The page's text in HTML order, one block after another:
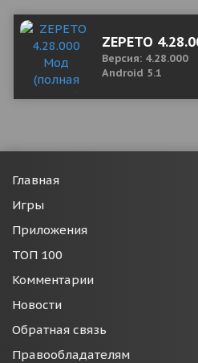
ZEPETO
Версия: 4.28.000
Android 5.1
Главная
Игры
Приложения
ТОП 100
Комментарии
Новости
Обратная связь
Правообладателям